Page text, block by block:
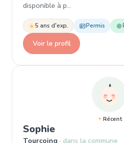
disponible à p…
5 ans d'exp. Permis
Voir le profil
Récent
Sophie
Tourcoing dans la commune